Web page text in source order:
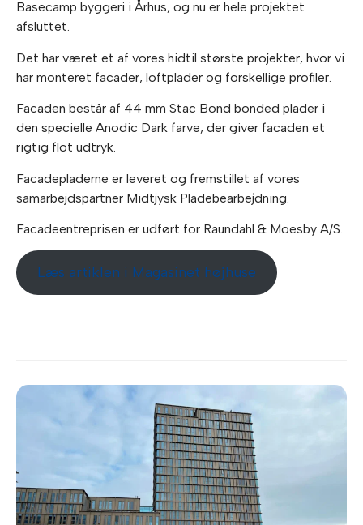
Basecamp byggeri i Århus, og nu er hele projektet
afsluttet.
Det har været et af vores hidtil største projekter, hvor vi
har monteret facader, loftplader og forskellige profiler.
Facaden består af 44 mm Stac Bond bonded plader i
den specielle Anodic Dark farve, der giver facaden et
rigtig flot udtryk.
Facadepladerne er leveret og fremstillet af vores
samarbejdspartner Midtjysk Pladebearbejdning.
Facadeentreprisen er udført for Raundahl & Moesby A/S.
Læs artiklen i Magasinet højhuse